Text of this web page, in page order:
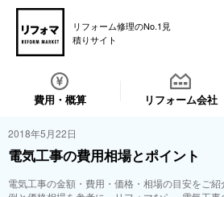
リフォーム修理のNo.1見
積りサイト
費用・概算 リフォーム会社
2018年5月22日
電気工事の費用相場とポイント
電気工事の金額・費用・価格・相場の目安をご